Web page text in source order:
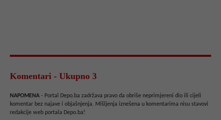
Komentari - Ukupno 3
NAPOMENA - Portal Depo.ba zadržava pravo da obriše neprimjereni dio ili cijeli
komentar bez najave i objašnjenja. Mišljenja iznešena u komentarima nisu stavovi
redakcije web portala Depo.ba!